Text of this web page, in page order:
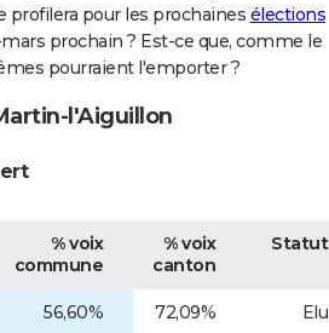
profilera pour les prochaines élections
prochain ? Est-ce que, comme le
pourraient l'emporter ?
l'Aiguillon
% voix
commune
% voix
canton
Statut
56,60% 72,09% Elu